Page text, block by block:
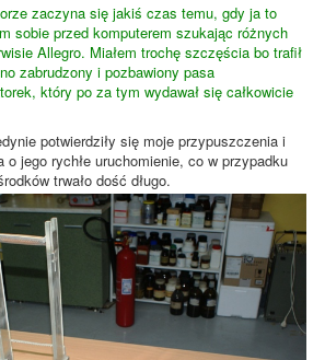
zaczyna się jakiś czas temu, gdy ja to
sobie przed komputerem szukając różnych
Allegro. Miałem trochę szczęścia bo trafił
zabrudzony i pozbawiony pasa
który po za tym wydawał się całkowicie
potwierdziły się moje przypuszczenia i
o jego rychłe uruchomienie, co w przypadku
trwało dość długo.